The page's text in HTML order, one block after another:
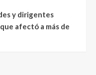
y dirigentes
afectó a más de